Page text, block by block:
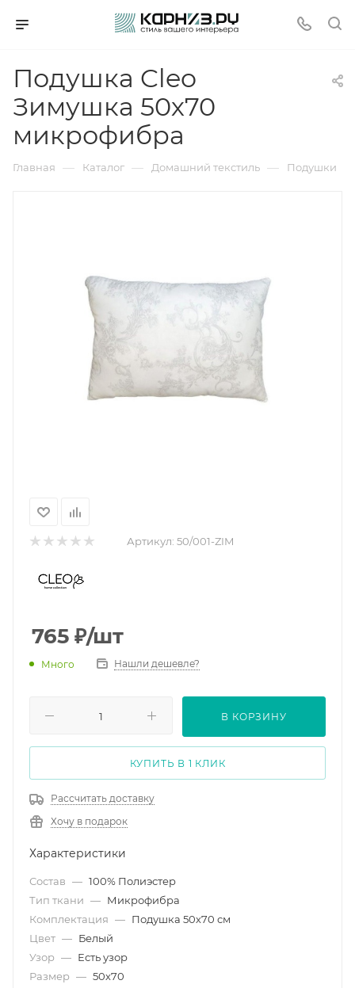
Подушка Cleo
Зимушка 50х70
микрофибра
Главная — Каталог — Домашний текстиль — Подушки
Артикул: 50/001-ZIM
765 ₽/шт
Много Нашли дешевле?
В КОРЗИНУ
КУПИТЬ В 1 КЛИК
Рассчитать доставку
Хочу в подарок
Характеристики
Состав — 100% Полиэстер
Тип ткани — Микрофибра
Комплектация — Подушка 50х70 см
Цвет — Белый
Узор — Есть узор
Размер — 50х70